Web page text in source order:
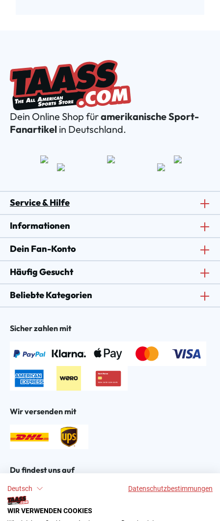
Deutsch Datenschutzbestimmungen
WIR VERWENDEN COOKIES
Dein Online Shop füramerikanische Sport-
Fanartikel in Deutschland.
Service & Hilfe
Informationen
Dein Fan-Konto
Häufig Gesucht
Beliebte Kategorien
Sicher zahlen mit
Wir versenden mit
Du findest uns auf